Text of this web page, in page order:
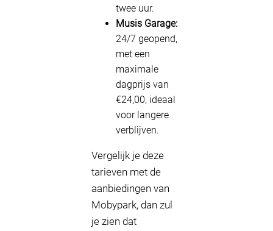
twee uur.
Musis Garage:
24/7 geopend,
met een
maximale
dagprijs van
€24,00, ideaal
voor langere
verblijven.
Vergelijk je deze
tarieven met de
aanbiedingen van
Mobypark, dan zul
je zien dat